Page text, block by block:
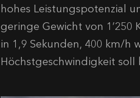
hohes Leistungspotenzial
geringe Gewicht von
in 1,9 Sekunden, 400 km/h
Höchstgeschwindigkeit soll